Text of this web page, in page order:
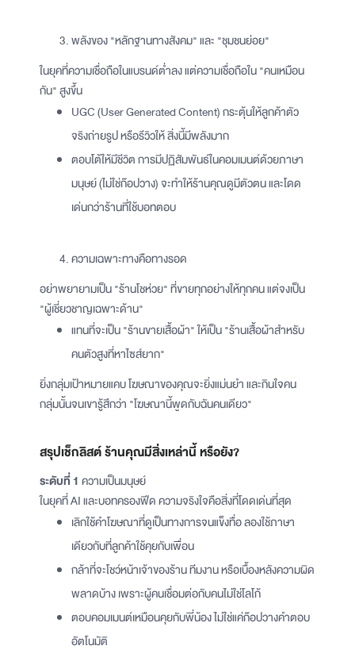
พลังของ "หลักฐานทางสังคม" และ "ชุมชนย่อย"
ในยุคที่ความเชื่อถือในแบรนด์ต่ำลง แต่ความเชื่อถือใน "คนเหมือน
กัน" สูงขึ้น
UGC (User Generated Content) กระตุ้นให้ลูกค้าตัว
จริงถ่ายรูป หรือรีวิวให้ สิ่งนี้มีพลังมาก
ตอบโต้ให้มีชีวิต การมีปฏิสัมพันธ์ในคอมเมนต์ด้วยภาษา
มนุษย์ (ไม่ใช่ก๊อปวาง) จะทำให้ร้านคุณดูมีตัวตน และโดด
เด่นกว่าร้านที่ใช้บอทตอบ
ความเฉพาะทางคือทางรอด
อย่าพยายามเป็น "ร้านโชห่วย" ที่ขายทุกอย่างให้ทุกคน แต่จงเป็น
"ผู้เชี่ยวชาญเฉพาะด้าน"
แทนที่จะเป็น "ร้านขายเสื้อผ้า" ให้เป็น "ร้านเสื้อผ้าสำหรับ
คนตัวสูงที่หาไซส์ยาก"
ยิ่งกลุ่มเป้าหมายแคบ โฆษณาของคุณจะยิ่งแม่นยำ และกินใจคน
กลุ่มนั้นจนเขารู้สึกว่า "โฆษณานี้พูดกับฉันคนเดียว"
สรุปเช็กลิสต์ ร้านคุณมีสิ่งเหล่านี้ หรือยัง?
ระดับที่ 1 ความเป็นมนุษย์
ในยุคที่ AI และบอทครองฟีด ความจริงใจคือสิ่งที่โดดเด่นที่สุด
เลิกใช้คำโฆษณาที่ดูเป็นทางการจนแข็งทื่อ ลองใช้ภาษา
เดียวกับที่ลูกค้าใช้คุยกับเพื่อน
กล้าที่จะโชว์หน้าเจ้าของร้าน ทีมงาน หรือเบื้องหลังความผิด
พลาดบ้าง เพราะผู้คนเชื่อมต่อกับคนไม่ใช่โลโก้
ตอบคอมเมนต์เหมือนคุยกับพี่น้อง ไม่ใช่แค่ก๊อปวางคำตอบ
อัตโนมัติ